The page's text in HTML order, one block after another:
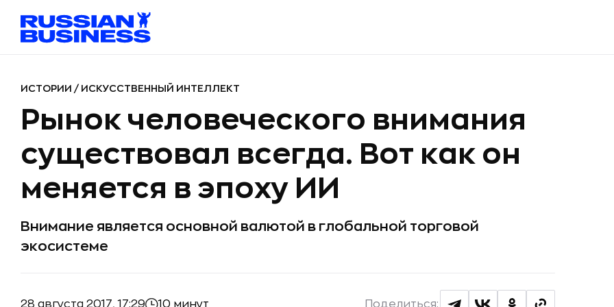
ИСТОРИИ / ИСКУССТВЕННЫЙ ИНТЕЛЛЕКТ
Рынок человеческого внимания
существовал всегда. Вот как он
меняется в эпоху ИИ
Внимание является основной валютой в глобальной торговой
экосистеме
28 августа 2017, 17:29 10 минут Поделиться: